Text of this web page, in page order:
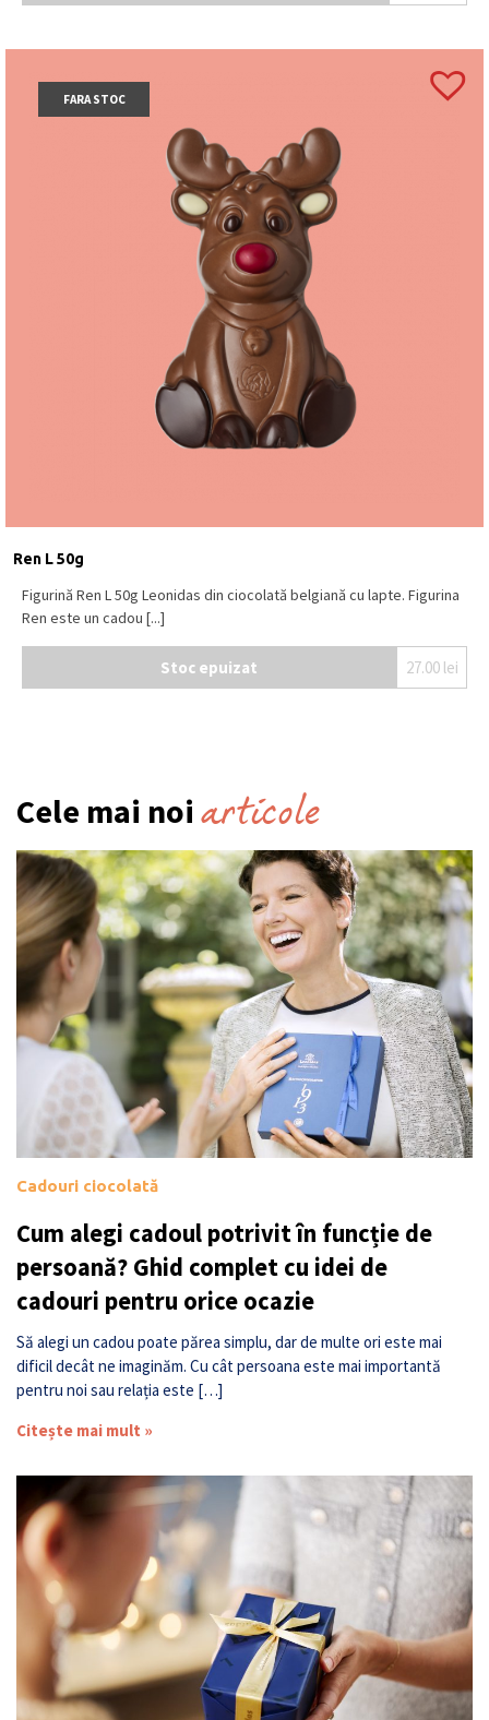
FARA STOC
Ren L 50g
Figurină Ren L 50g Leonidas din ciocolată belgiană cu lapte. Figurina
Ren este un cadou [...]
Stoc epuizat 27.00 lei
Cele mai noi articole
Cadouri ciocolată
Cum alegi cadoul potrivit în funcție de
persoană? Ghid complet cu idei de
cadouri pentru orice ocazie
Să alegi un cadou poate părea simplu, dar de multe ori este mai
dificil decât ne imaginăm. Cu cât persoana este mai importantă
pentru noi sau relația este […]
Citește mai mult »